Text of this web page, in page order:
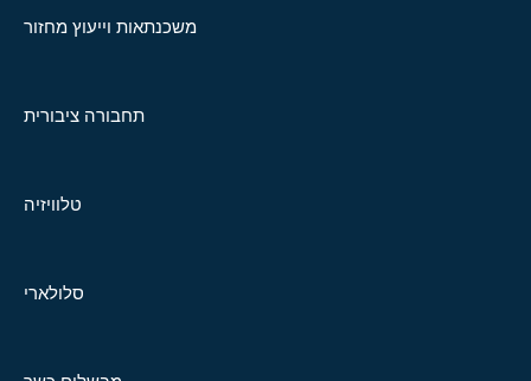
משכנתאות וייעוץ מחזור
תחבורה ציבורית
טלוויזיה
סלולארי